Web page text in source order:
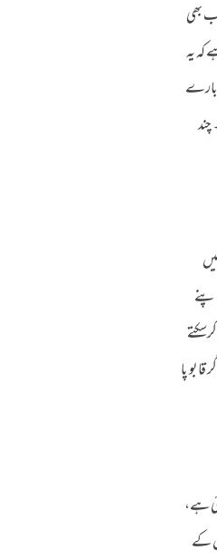
بھی
یہ
بارے
پا
ہے،
کے